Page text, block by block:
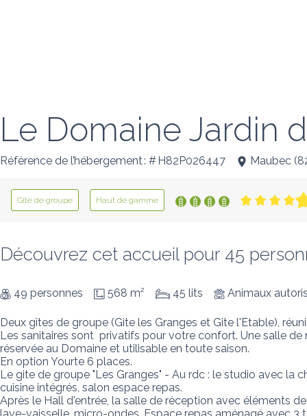
Le Domaine Jardin
Référence de l’hébergement : # H82P026447 Maubec (
Gîte de groupe Haut de gamme
Découvrez cet accueil pour 45
49 personnes 568 m² 45 lits Animaux
Deux gîtes de groupe (Gite les Granges et Gite l'Etable),
Les sanitaires sont  privatifs pour votre confort. Une salle
réservée au Domaine et utilisable en toute saison.
En option Yourte 6 places.
Le gite de groupe "Les Granges" - Au rdc : le studio avec la
cuisine intégrés, salon espace repas.
Après le Hall d'entrée, la salle de réception avec éléments